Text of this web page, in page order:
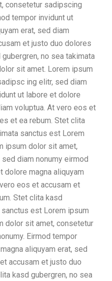
consetetur sadipscing
tempor invidunt ut
erat, sed diam
et justo duo dolores
no sea takimata
sit amet. Lorem ipsum
ing elitr, sed diam
ut labore et dolore
voluptua. At vero eos et
et ea rebum. Stet clita
sanctus est Lorem
ipsum dolor sit amet,
diam nonumy eirmod
dolore magna aliquyam
eos et accusam et
Stet clita kasd
est Lorem ipsum
dolor sit amet, consetetur
Eirmod tempor
aliquyam erat, sed
accusam et justo duo
kasd gubergren, no sea